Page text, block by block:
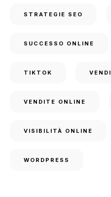
STRATEGIE SEO
SUCCESSO ONLINE
TIKTOK
VENDITE ONLINE
VISIBILITÀ ONLINE
WORDPRESS